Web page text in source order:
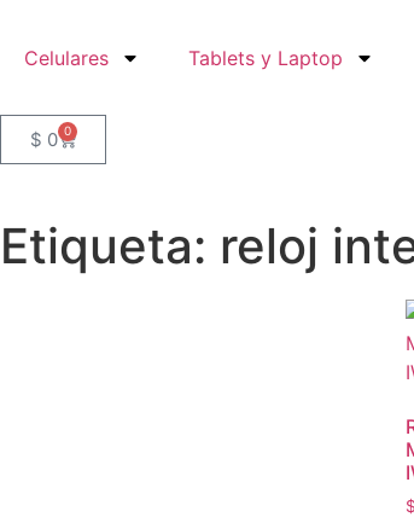
Celulares Tablets y Laptop
$ 0 0
Etiqueta: reloj
$